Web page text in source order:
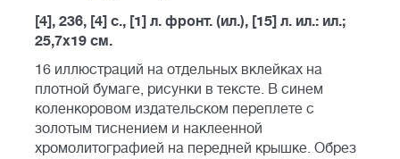
[4], 236, [4] с., [1] л. фронт. (ил.), [15] л. ил.: ил.;
25,7х19 см.
16 иллюстраций на отдельных вклейках на
плотной бумаге, рисунки в тексте. В синем
коленкоровом издательском переплете с
золотым тиснением и наклеенной
хромолитографией на передней крышке. Обрез